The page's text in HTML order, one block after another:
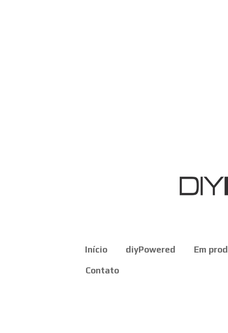
Início diyPowered Em
Contato